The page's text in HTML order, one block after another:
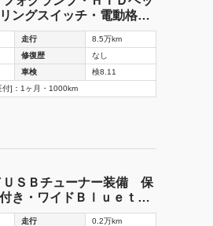
ングスイッチ・電動格納
コン
走行
8.5万km
修復歴
なし
車検
検8.11
付]：1ヶ月・1000km
ＵＳＢチューナー装備 保
き・ワイドＢｌｕｅｔｏ
走行
0.2万km